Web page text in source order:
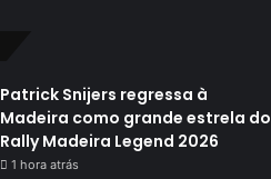
Patrick Snijers regressa à
Madeira como grande estrela do
Rally Madeira Legend 2026
1 hora atrás